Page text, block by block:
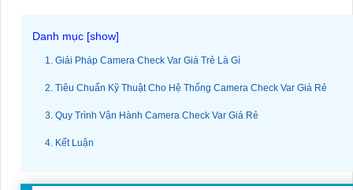
1. Giải Pháp Camera Check Var Giá Trẻ Là Gì
2. Tiêu Chuẩn Kỹ Thuật Cho Hệ Thống Camera Check Var Giá Rẻ
3. Quy Trình Vận Hành Camera Check Var Giá Rẻ
4. Kết Luận